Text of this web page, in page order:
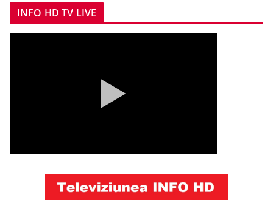
INFO HD TV LIVE